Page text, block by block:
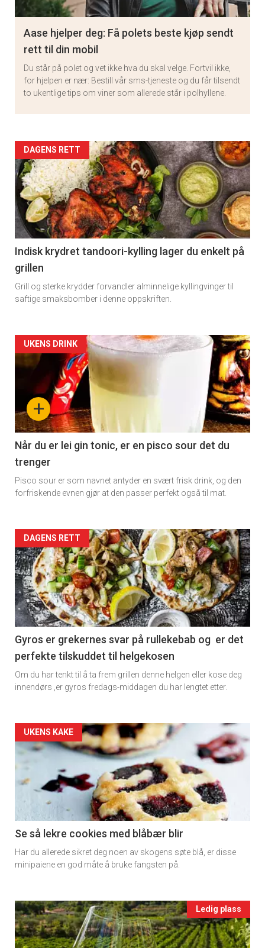
Aase hjelper deg: Få polets beste kjøp sendt
rett til din mobil
Du står på polet og vet ikke hva du skal velge. Fortvil ikke,
for hjelpen er nær: Bestill vår sms-tjeneste og du får tilsendt
to ukentlige tips om viner som allerede står i polhyllene.
Artikler
detail
-
section
11
DAGENS RETT
Indisk krydret tandoori-kylling lager du enkelt på
grillen
Grill og sterke krydder forvandler alminnelige kyllingvinger til
saftige smaksbomber i denne oppskriften.
Artikler
detail
section
11
Dagens
rett
+
UKENS DRINK
Når du er lei gin tonic, er en pisco sour det du
trenger
Pisco sour er som navnet antyder en svært frisk drink, og den
forfriskende evnen gjør at den passer perfekt også til mat.
Artikler
detail
-
section
11
Dagens
rett
DAGENS RETT
Gyros er grekernes svar på rullekebab og er det
perfekte tilskuddet til helgekosen
Om du har tenkt til å ta frem grillen denne helgen eller kose deg
innendørs ,er gyros fredags-middagen du har lengtet etter.
Artikler
detail
-
section
11
Ukens
UKENS KAKE
Se så lekre cookies med blåbær blir
Har du allerede sikret deg noen av skogens søte blå, er disse
minipaiene en god måte å bruke fangsten på.
Events
single
Ledig plass